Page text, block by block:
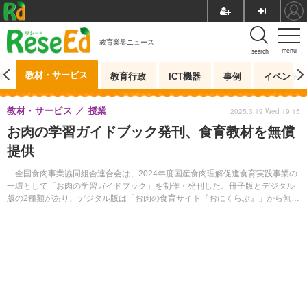
menu
search
教育業界ニュース
教材・サービス 教育行政 ICT機器 事例 イベント
お肉の学習ガイドブック発刊、食育教材を無償
提供
全国食肉事業協同組合連合会は、2024年度国産食肉理解促進食育実践事業の
一環として「お肉の学習ガイドブック」を制作・発刊した。冊子版とデジタル
版の2種類があり、デジタル版は「お肉の食育サイト『おにくらぶ』」から無償
教材・サービス 授業 2025.3.19 Wed 19:15